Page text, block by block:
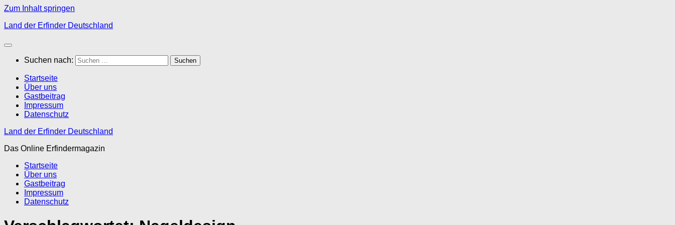
Zum Inhalt springen
Land der Erfinder Deutschland
Suchen nach:
Startseite
Über uns
Gastbeitrag
Impressum
Datenschutz
Land der Erfinder Deutschland
Das Online Erfindermagazin
Startseite
Über uns
Gastbeitrag
Impressum
Datenschutz